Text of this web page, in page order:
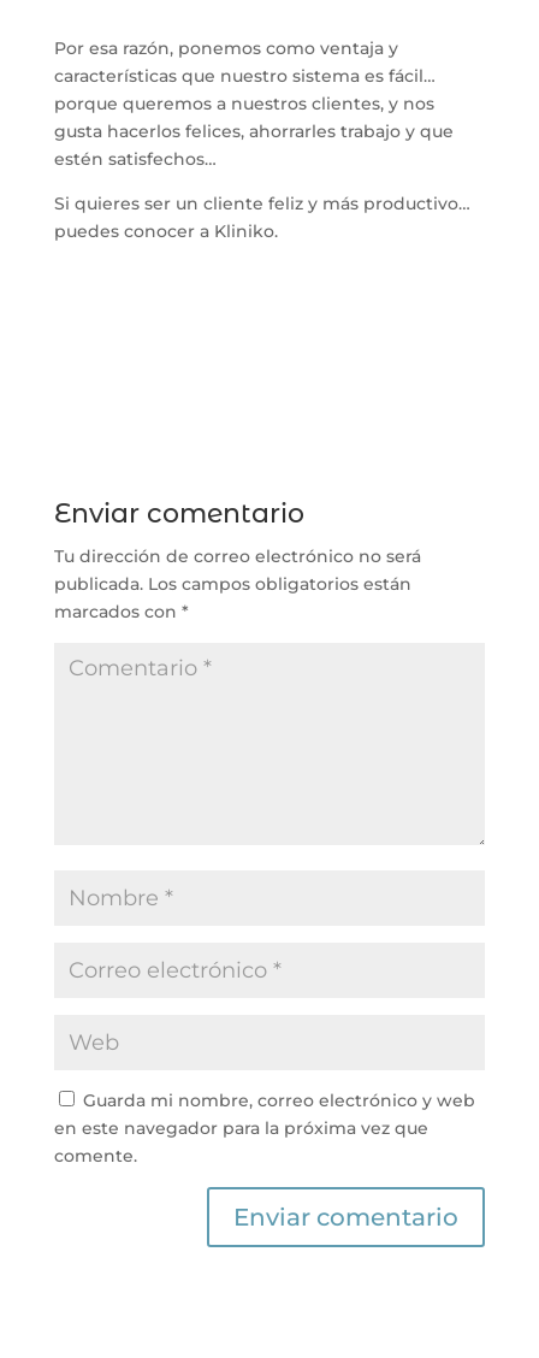
Por esa razón, ponemos como ventaja y
características que nuestro sistema es fácil…
porque queremos a nuestros clientes, y nos
gusta hacerlos felices, ahorrarles trabajo y que
estén satisfechos…
Si quieres ser un cliente feliz y más productivo…
puedes conocer a Kliniko.
Enviar comentario
Tu dirección de correo electrónico no será
publicada. Los campos obligatorios están
marcados con *
Guarda mi nombre, correo electrónico y web
en este navegador para la próxima vez que
comente.